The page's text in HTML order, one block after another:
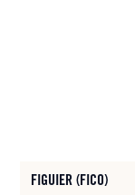
FIGUIER (FICO)